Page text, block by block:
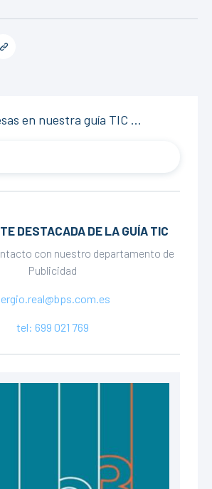
en nuestra guía TIC …
DESTACADA DE LA GUÍA TIC
con nuestro departamento de
Publicidad
tel: 699 021 769